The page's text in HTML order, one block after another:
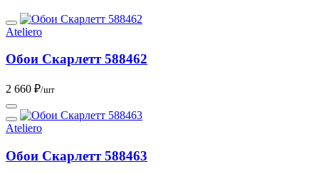
Ateliero
Обои Скарлетт 588462
2 660 ₽/шт
Ateliero
Обои Скарлетт 588463